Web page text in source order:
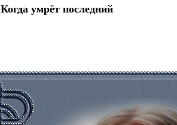
умрёт последний